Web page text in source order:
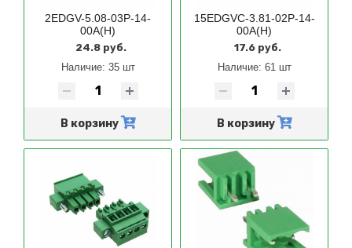
2EDGV-5.08-03P-14-
00A(H)
24.8 руб.
Наличие: 35 шт
В корзину
15EDGVC-3.81-02P-14-
00A(H)
17.6 руб.
Наличие: 61 шт
В корзину